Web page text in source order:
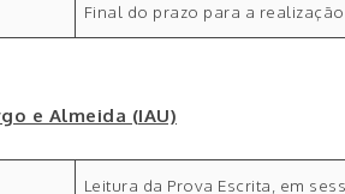
Final do prazo para a
e Almeida (IAU)
Leitura da Prova Escrita, em